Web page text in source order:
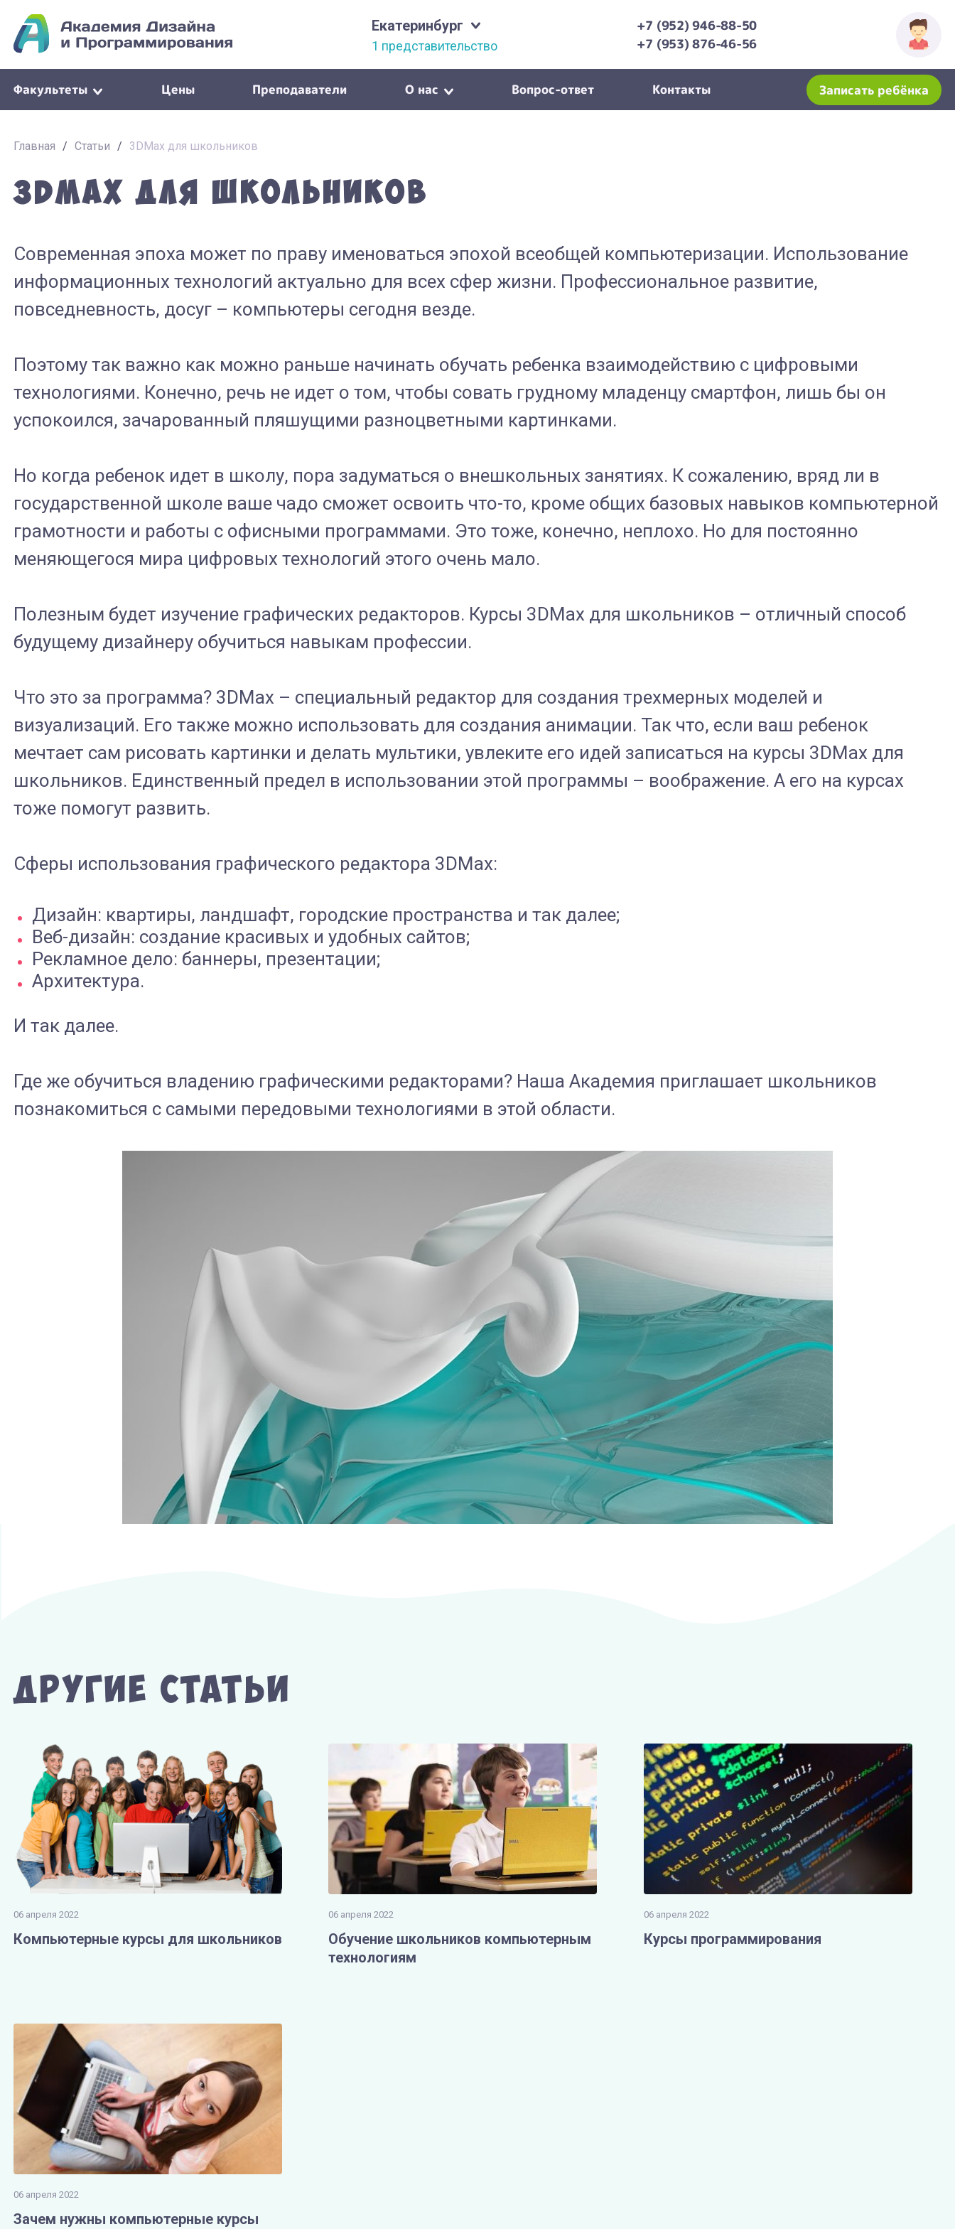
Екатеринбург
1 представительство
+7 (952) 946-88-50
+7 (953) 876-46-56
Факультеты Цены Преподаватели О нас Вопрос-ответ Контакты Записать ребёнка
Главная / Статьи / 3DMax для школьников
3DMax для школьников
Современная эпоха может по праву именоваться эпохой всеобщей компьютеризации. Использование
информационных технологий актуально для всех сфер жизни. Профессиональное развитие,
повседневность, досуг – компьютеры сегодня везде.
Поэтому так важно как можно раньше начинать обучать ребенка взаимодействию с цифровыми
технологиями. Конечно, речь не идет о том, чтобы совать грудному младенцу смартфон, лишь бы он
успокоился, зачарованный пляшущими разноцветными картинками.
Но когда ребенок идет в школу, пора задуматься о внешкольных занятиях. К сожалению, вряд ли в
государственной школе ваше чадо сможет освоить что-то, кроме общих базовых навыков компьютерной
грамотности и работы с офисными программами. Это тоже, конечно, неплохо. Но для постоянно
меняющегося мира цифровых технологий этого очень мало.
Полезным будет изучение графических редакторов. Курсы 3DMax для школьников – отличный способ
будущему дизайнеру обучиться навыкам профессии.
Что это за программа? 3DMax – специальный редактор для создания трехмерных моделей и
визуализаций. Его также можно использовать для создания анимации. Так что, если ваш ребенок
мечтает сам рисовать картинки и делать мультики, увлеките его идей записаться на курсы 3DMax для
школьников. Единственный предел в использовании этой программы – воображение. А его на курсах
тоже помогут развить.
Сферы использования графического редактора 3DMax:
Дизайн: квартиры, ландшафт, городские пространства и так далее;
Веб-дизайн: создание красивых и удобных сайтов;
Рекламное дело: баннеры, презентации;
Архитектура.
И так далее.
Где же обучиться владению графическими редакторами? Наша Академия приглашает школьников
познакомиться с самыми передовыми технологиями в этой области.
Другие Статьи
06 апреля 2022
Компьютерные курсы для школьников
06 апреля 2022
Обучение школьников компьютерным
технологиям
06 апреля 2022
Курсы программирования
06 апреля 2022
Зачем нужны компьютерные курсы